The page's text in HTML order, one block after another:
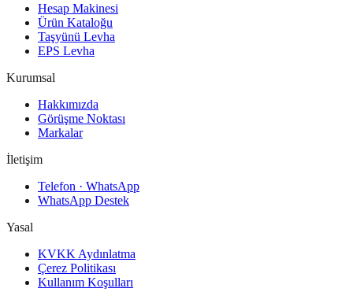
Hesap Makinesi
Ürün Kataloğu
Taşyünü Levha
EPS Levha
Kurumsal
Hakkımızda
Görüşme Noktası
Markalar
İletişim
Telefon · WhatsApp
WhatsApp Destek
Yasal
KVKK Aydınlatma
Çerez Politikası
Kullanım Koşulları